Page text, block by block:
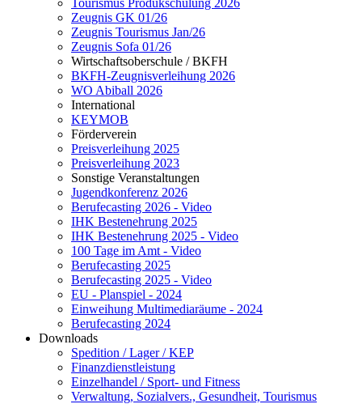
Tourismus Produkschulung 2026
Zeugnis GK 01/26
Zeugnis Tourismus Jan/26
Zeugnis Sofa 01/26
Wirtschaftsoberschule / BKFH
BKFH-Zeugnisverleihung 2026
WO Abiball 2026
International
KEYMOB
Förderverein
Preisverleihung 2025
Preisverleihung 2023
Sonstige Veranstaltungen
Jugendkonferenz 2026
Berufecasting 2026 - Video
IHK Bestenehrung 2025
IHK Bestenehrung 2025 - Video
100 Tage im Amt - Video
Berufecasting 2025
Berufecasting 2025 - Video
EU - Planspiel - 2024
Einweihung Multimediaräume - 2024
Berufecasting 2024
Downloads
Spedition / Lager / KEP
Finanzdienstleistung
Einzelhandel / Sport- und Fitness
Verwaltung, Sozialvers., Gesundheit, Tourismus